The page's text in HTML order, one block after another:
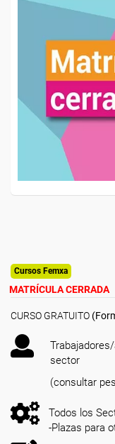
Cursos Femxa
MATRÍCULA CERRADA
CURSO GRATUITO
sector
(consultar
Todos los
-Plazas para